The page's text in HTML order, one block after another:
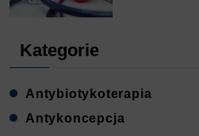
Kategorie
Antybiotykoterapia
Antykoncepcja